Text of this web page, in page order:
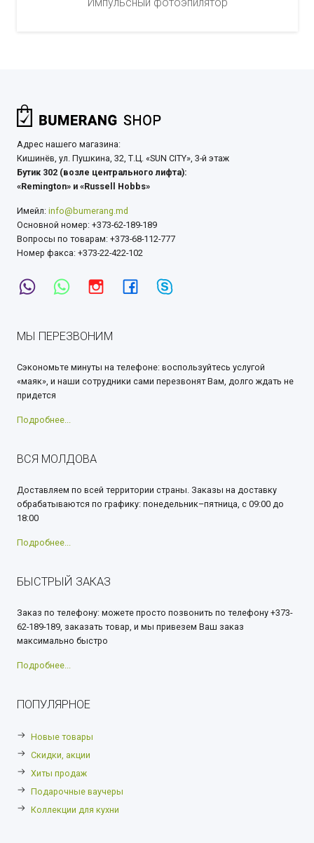
Адрес нашего магазина:
Кишинёв, ул. Пушкина, 32, Т.Ц. «SUN CITY», 3-й этаж
Бутик 302 (возле центрального лифта):
«Remington» и «Russell Hobbs»
Имейл: info@bumerang.md
Основной номер: +373-62-189-189
Вопросы по товарам: +373-68-112-777
Номер факса: +373-22-422-102
МЫ ПЕРЕЗВОНИМ
Сэкономьте минуты на телефоне: воспользуйтесь услугой
«маяк», и наши сотрудники сами перезвонят Вам, долго ждать не
придется
Подробнее...
ВСЯ МОЛДОВА
Доставляем по всей территории страны. Заказы на доставку
обрабатываются по графику: понедельник–пятница, с 09:00 до
18:00
Подробнее...
БЫСТРЫЙ ЗАКАЗ
Заказ по телефону: можете просто позвонить по телефону +373-
62-189-189, заказать товар, и мы привезем Ваш заказ
максимально быстро
Подробнее...
ПОПУЛЯРНОЕ
Новые товары
Скидки, акции
Хиты продаж
Подарочные ваучеры
Коллекции для кухни